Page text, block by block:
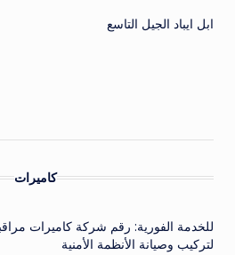
ابل ايباد الجيل التاسع
كاميرات
للخدمة الفورية: رقم شركة كاميرات
لتركيب وصيانة الأنظمة الأمنية